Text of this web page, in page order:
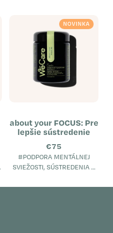
zadržiavaniu vody v...
NOVINKA
about your FOCUS: Pre
lepšie sústredenie
€75
#PODPORA MENTÁLNEJ
SVIEŽOSTI, SÚSTREDENIA A
kognitívne funkcie, pamäť a